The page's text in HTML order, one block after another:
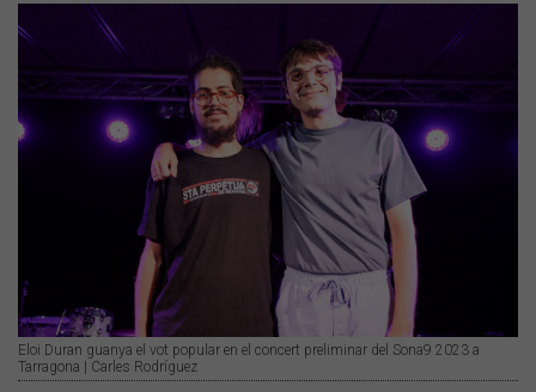
Eloi Duran guanya el vot popular en el concert preliminar del Sona9 2023 a
Tarragona | Carles Rodríguez